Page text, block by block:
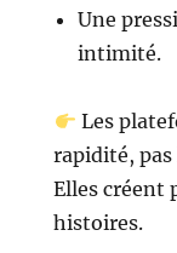
Une
intimité.
Les
rapidité,
Elles créent
histoires.